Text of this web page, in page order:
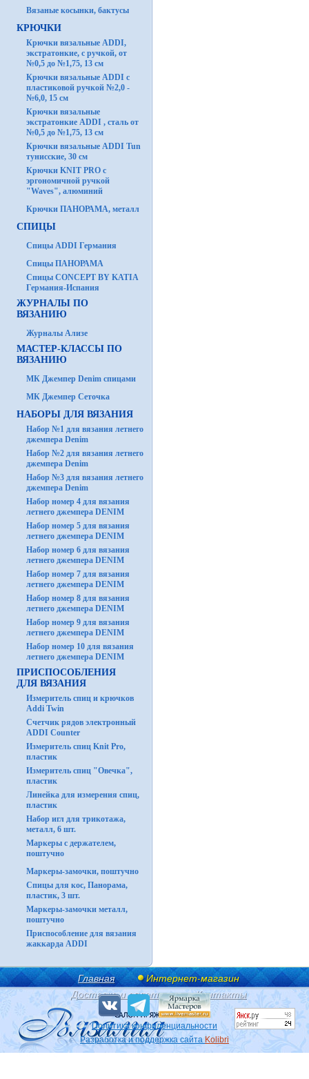
Вязаные косынки, бактусы
КРЮЧКИ
Крючки вязальные ADDI,
экстратонкие, с ручкой, от
№0,5 до №1,75, 13 см
Крючки вязальные ADDI с
пластиковой ручкой №2,0 -
№6,0, 15 см
Крючки вязальные
экстратонкие ADDI , сталь от
№0,5 до №1,75, 13 см
Крючки вязальные ADDI Tun
тунисские, 30 см
Крючки KNIT PRO с
эргономичной ручкой
"Waves", алюминий
Крючки ПАНОРАМА, металл
СПИЦЫ
Спицы ADDI Германия
Спицы ПАНОРАМА
Спицы CONCEPT BY KATIA
Германия-Испания
ЖУРНАЛЫ ПО
ВЯЗАНИЮ
Журналы Ализе
МАСТЕР-КЛАССЫ ПО
ВЯЗАНИЮ
МК Джемпер Denim спицами
МК Джемпер Сеточка
НАБОРЫ ДЛЯ ВЯЗАНИЯ
Набор №1 для вязания летнего
джемпера Denim
Набор №2 для вязания летнего
джемпера Denim
Набор №3 для вязания летнего
джемпера Denim
Набор номер 4 для вязания
летнего джемпера DENIM
Набор номер 5 для вязания
летнего джемпера DENIM
Набор номер 6 для вязания
летнего джемпера DENIM
Набор номер 7 для вязания
летнего джемпера DENIM
Набор номер 8 для вязания
летнего джемпера DENIM
Набор номер 9 для вязания
летнего джемпера DENIM
Набор номер 10 для вязания
летнего джемпера DENIM
ПРИСПОСОБЛЕНИЯ
ДЛЯ ВЯЗАНИЯ
Измеритель спиц и крючков
Addi Twin
Счетчик рядов электронный
ADDI Counter
Измеритель спиц Knit Pro,
пластик
Измеритель спиц "Овечка",
пластик
Линейка для измерения спиц,
пластик
Набор игл для трикотажа,
металл, 6 шт.
Маркеры с держателем,
поштучно
Маркеры-замочки, поштучно
Спицы для кос, Панорама,
пластик, 3 шт.
Маркеры-замочки металл,
поштучно
Приспособление для вязания
жаккарда ADDI
Главная
Интернет-магазин
Доставка и оплата
Контакты
Политика конфиденциальности
Разработка и поддержка сайта Kolibri